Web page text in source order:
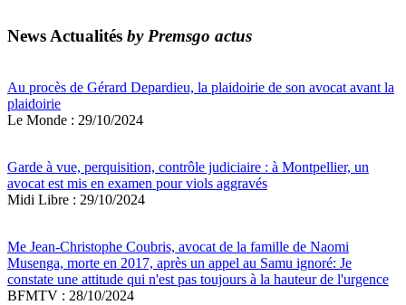
News Actualités by Premsgo actus
Au procès de Gérard Depardieu, la plaidoirie de son avocat avant la
plaidoirie
Le Monde : 29/10/2024
Garde à vue, perquisition, contrôle judiciaire : à Montpellier, un
avocat est mis en examen pour viols aggravés
Midi Libre : 29/10/2024
Me Jean-Christophe Coubris, avocat de la famille de Naomi
Musenga, morte en 2017, après un appel au Samu ignoré: Je
constate une attitude qui n'est pas toujours à la hauteur de l'urgence
BFMTV : 28/10/2024